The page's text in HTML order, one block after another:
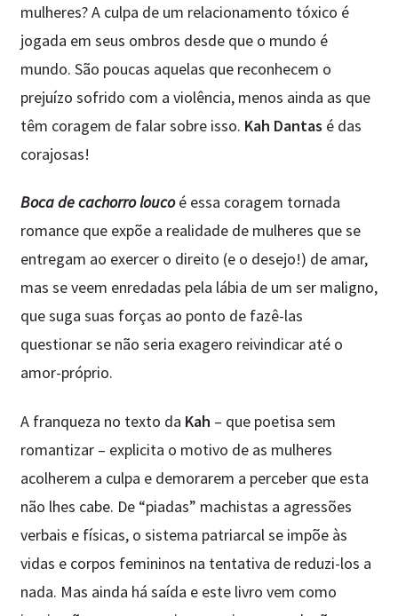
mulheres? A culpa de um relacionamento tóxico é
jogada em seus ombros desde que o mundo é
mundo. São poucas aquelas que reconhecem o
prejuízo sofrido com a violência, menos ainda as que
têm coragem de falar sobre isso. Kah Dantas é das
corajosas!
Boca de cachorro loucoé essa coragem tornada
romance que expõe a realidade de mulheres que se
entregam ao exercer o direito (e o desejo!) de amar,
mas se veem enredadas pela lábia de um ser maligno,
que suga suas forças ao ponto de fazê-las
questionar se não seria exagero reivindicar até o
amor-próprio.
A franqueza no texto da Kah – que poetisa sem
romantizar – explicita o motivo de as mulheres
acolherem a culpa e demorarem a perceber que esta
não lhes cabe. De “piadas” machistas a agressões
verbais e físicas, o sistema patriarcal se impõe às
vidas e corpos femininos na tentativa de reduzi-los a
nada. Mas ainda há saída e este livro vem como